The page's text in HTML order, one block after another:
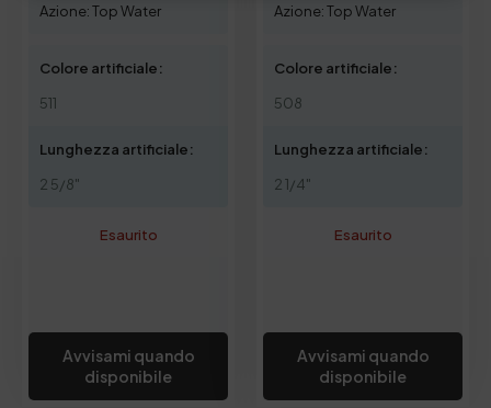
Azione: Top Water
Colore artificiale:
511
Lunghezza artificiale:
2 5/8"
Esaurito
Avvisami quando
disponibile
Azione: Top Water
Colore artificiale:
508
Lunghezza artificiale:
2 1/4"
Esaurito
Avvisami quando
disponibile